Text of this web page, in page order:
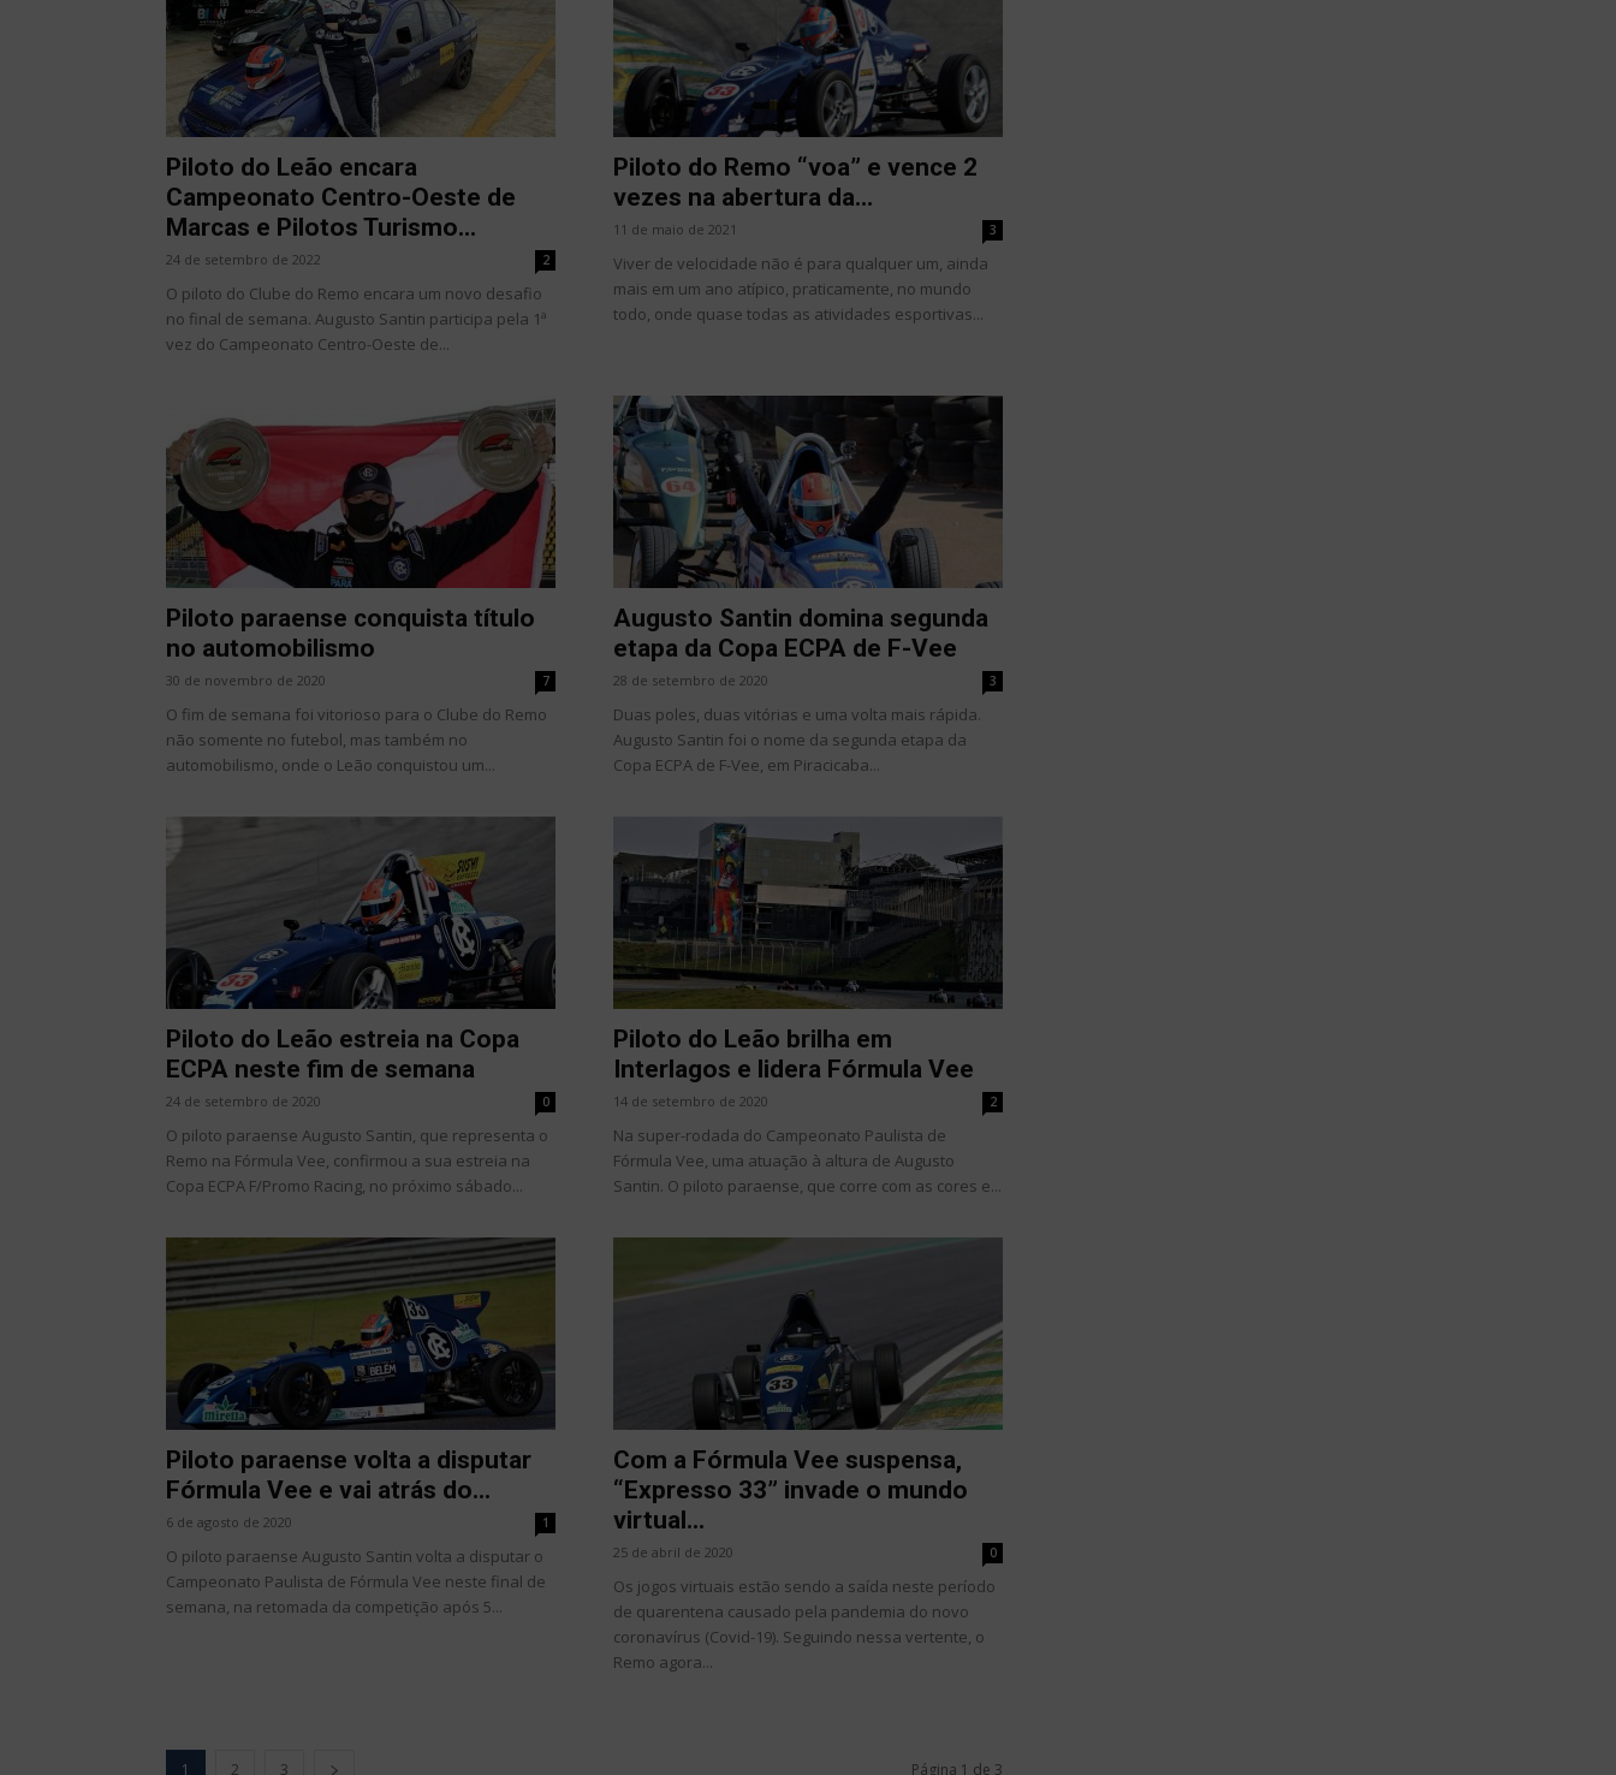
Piloto do Leão encara
Campeonato Centro-Oeste de
Marcas e Pilotos Turismo...
24 de setembro de 2022 2
O piloto do Clube do Remo encara um novo desafio
no final de semana. Augusto Santin participa pela 1ª
vez do Campeonato Centro-Oeste de...
Piloto do Remo “voa” e vence 2
vezes na abertura da...
11 de maio de 2021 3
Viver de velocidade não é para qualquer um, ainda
mais em um ano atípico, praticamente, no mundo
todo, onde quase todas as atividades esportivas...
Piloto paraense conquista título
no automobilismo
30 de novembro de 2020 7
O fim de semana foi vitorioso para o Clube do Remo
não somente no futebol, mas também no
automobilismo, onde o Leão conquistou um...
Augusto Santin domina segunda
etapa da Copa ECPA de F-Vee
28 de setembro de 2020 3
Duas poles, duas vitórias e uma volta mais rápida.
Augusto Santin foi o nome da segunda etapa da
Copa ECPA de F-Vee, em Piracicaba...
Piloto do Leão estreia na Copa
ECPA neste fim de semana
24 de setembro de 2020 0
O piloto paraense Augusto Santin, que representa o
Remo na Fórmula Vee, confirmou a sua estreia na
Copa ECPA F/Promo Racing, no próximo sábado...
Piloto do Leão brilha em
Interlagos e lidera Fórmula Vee
14 de setembro de 2020 2
Na super-rodada do Campeonato Paulista de
Fórmula Vee, uma atuação à altura de Augusto
Santin. O piloto paraense, que corre com as cores e...
Piloto paraense volta a disputar
Fórmula Vee e vai atrás do...
6 de agosto de 2020 1
O piloto paraense Augusto Santin volta a disputar o
Campeonato Paulista de Fórmula Vee neste final de
semana, na retomada da competição após 5...
Com a Fórmula Vee suspensa,
“Expresso 33” invade o mundo
virtual...
25 de abril de 2020 0
Os jogos virtuais estão sendo a saída neste período
de quarentena causado pela pandemia do novo
coronavírus (Covid-19). Seguindo nessa vertente, o
Remo agora...
1 2 3 Página 1 de 3